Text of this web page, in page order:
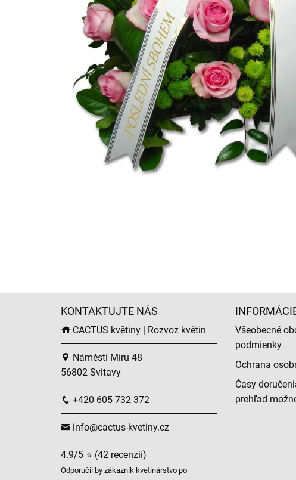
KONTAKTUJTE NÁS
CACTUS květiny | Rozvoz květin
Náměstí Míru 48
56802 Svitavy
+420 605 732 372
info@cactus-kvetiny.cz
4.9/5 ⭐ (42 recenzií)
Odporučil by zákazník kvetinárstvo po
Všeobecné
podmienky
Ochrana
Časy
prehľad